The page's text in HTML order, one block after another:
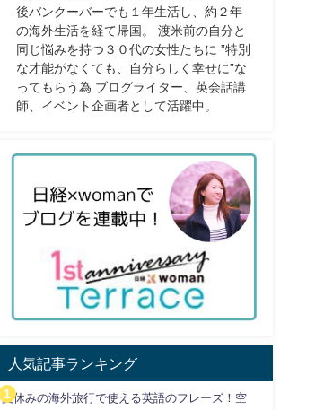
後バンクーバーでも１年生活し、約２年
の海外生活を経て帰国。 渡米前の自分と
同じ悩みを持つ３０代の女性たちに ”特別
な才能がなくても、自分らしく幸せに”な
ってもらう為 ブログライター、英会話講
師、イベント企画者として活躍中。
人気記事ランキング
夏休みの海外旅行で使える英語のフレーズ！空